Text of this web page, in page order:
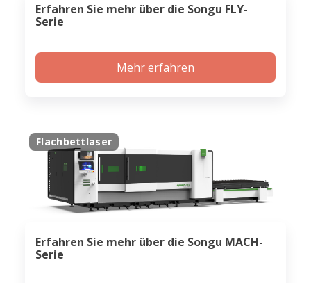
Erfahren Sie mehr über die Songu FLY-
Serie
Mehr erfahren
Flachbettlaser
Erfahren Sie mehr über die Songu MACH-
Serie